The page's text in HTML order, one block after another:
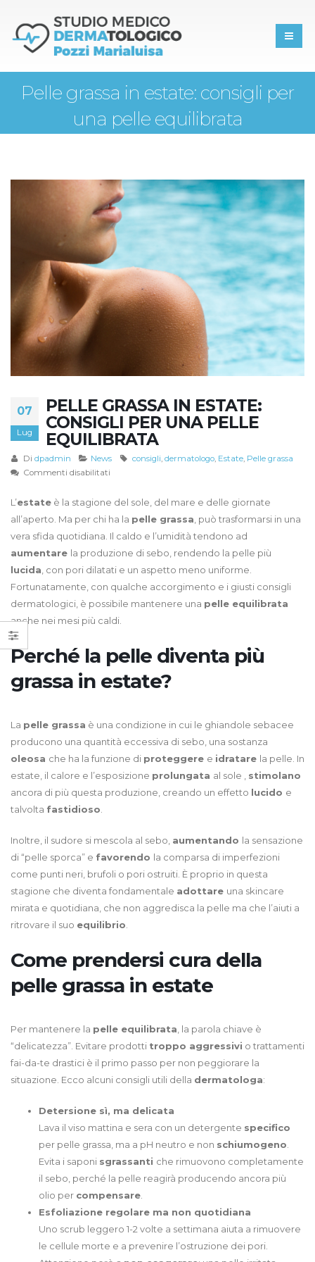
Pelle grassa in estate: consigli per
una pelle equilibrata
07
Lug
PELLE GRASSA IN ESTATE:
CONSIGLI PER UNA PELLE
EQUILIBRATA
Di dpadmin News consigli ,dermatologo Estate Pelle grassa
Commenti disabilitatisu
grassa
in
consigli
per
una
pelle
equilibrata
L’estate è la stagione del sole, del mare e delle giornate
all’aperto. Ma per chi ha la pelle grassa , può trasformarsi in una
vera sfida quotidiana. Il caldo e l’umidità tendono ad
aumentare la produzione di sebo, rendendo la pelle più
lucida , con pori dilatati e un aspetto meno uniforme.
Fortunatamente, con qualche accorgimento e i giusti consigli
dermatologici, è possibile mantenere una pelle equilibrata
anche nei mesi più caldi.
Perché la pelle diventa più
grassa in estate?
La pelle grassa è una condizione in cui le ghiandole sebacee
producono una quantità eccessiva di sebo, una sostanza
oleosa che ha la funzione di proteggere e idratare la pelle. In
estate, il calore e l’esposizione prolungata al sole , stimolano
ancora di più questa produzione, creando un effetto lucido e
talvolta fastidioso
Inoltre, il sudore si mescola al sebo, aumentando la sensazione
di “pelle sporca” e favorendo la comparsa di imperfezioni
come punti neri, brufoli o pori ostruiti. È proprio in questa
stagione che diventa fondamentale adottare una skincare
mirata e quotidiana, che non aggredisca la pelle ma che l’aiuti a
ritrovare il suo equilibrio
Come prendersi cura della
pelle grassa in estate
Per mantenere la pelle equilibrata , la parola chiave è
“delicatezza”. Evitare prodotti troppo aggressivi o trattamenti
fai-da-te drastici è il primo passo per non peggiorare la
situazione. Ecco alcuni consigli utili della dermatologa:
Detersione sì, ma delicata
Lava il viso mattina e sera con un detergente specifico
per pelle grassa, ma a pH neutro e non schiumogeno
Evita i saponi sgrassanti che rimuovono completamente
il sebo, perché la pelle reagirà producendo ancora più
olio per compensare
Esfoliazione regolare ma non quotidiana
Uno scrub leggero 1-2 volte a settimana aiuta a rimuovere
le cellule morte e a prevenire l’ostruzione dei pori.